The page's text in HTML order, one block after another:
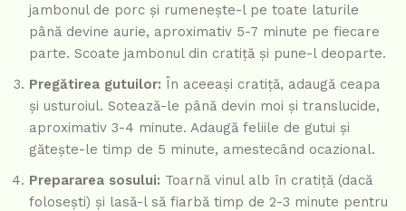
jambonul de porc și rumenește-l pe toate laturile
până devine aurie, aproximativ 5-7 minute pe fiecare
parte. Scoate jambonul din cratiță și pune-l deoparte.
Pregătirea gutuilor: În aceeași cratiță, adaugă ceapa
și usturoiul. Sotează-le până devin moi și translucide,
aproximativ 3-4 minute. Adaugă feliile de gutui și
gătește-le timp de 5 minute, amestecând ocazional.
Prepararea sosului: Toarnă vinul alb în cratiță (dacă
folosești) și lasă-l să fiarbă timp de 2-3 minute pentru